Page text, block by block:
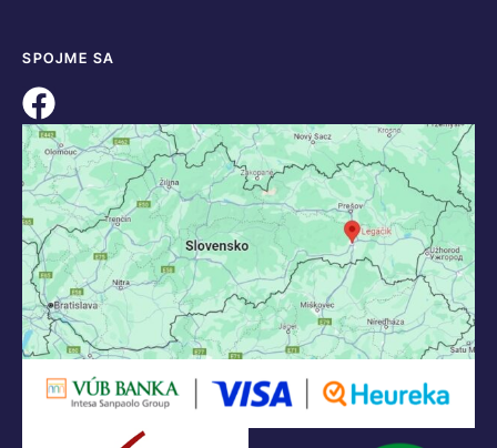
SPOJME SA